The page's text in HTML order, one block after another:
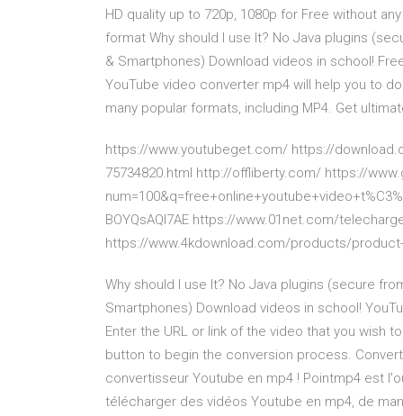
HD quality up to 720p, 1080p for Free without
format Why should I use It? No Java plugins
& Smartphones) Download videos in school!
YouTube video converter mp4 will help you to
many popular formats, including MP4. Get
https://www.youtubeget.com/ https://
75734820.html http://offliberty.com/ https://
BOYQsAQI7AE https://www.01net.com/
https://www.4kdownload.com/products/
Why should I use It? No Java plugins (secure
Smartphones) Download videos in school!
Enter the URL or link of the video that you wish
button to begin the conversion process.
convertisseur Youtube en mp4 ! Pointmp4 est
télécharger des vidéos Youtube en mp4, de